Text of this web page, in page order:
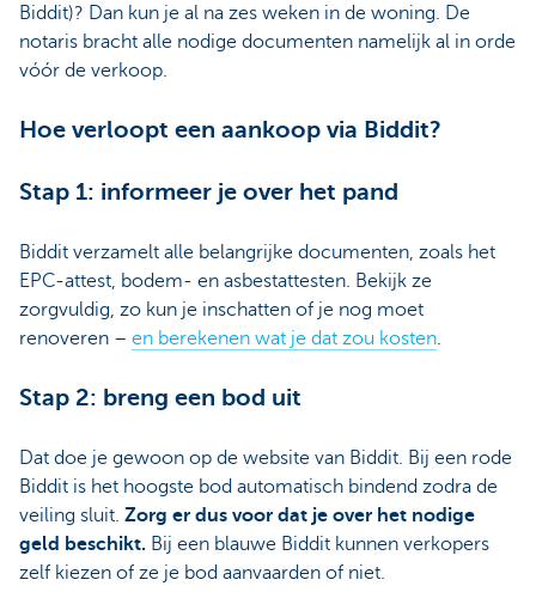
Biddit)? Dan kun je al na zes weken in de woning. De
notaris bracht alle nodige documenten namelijk al in orde
vóór de verkoop.
Hoe verloopt een aankoop via Biddit?
Stap 1: informeer je over het pand
Biddit verzamelt alle belangrijke documenten, zoals het
EPC-attest, bodem- en asbestattesten. Bekijk ze
zorgvuldig, zo kun je inschatten of je nog moet
renoveren – en berekenen wat je dat zou kosten.
Stap 2: breng een bod uit
Dat doe je gewoon op de website van Biddit. Bij een rode
Biddit is het hoogste bod automatisch bindend zodra de
veiling sluit. Zorg er dus voor dat je over het nodige
geld beschikt. Bij een blauwe Biddit kunnen verkopers
zelf kiezen of ze je bod aanvaarden of niet.